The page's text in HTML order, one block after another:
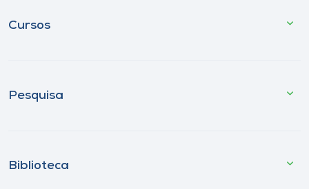
Cursos
Pesquisa
Biblioteca